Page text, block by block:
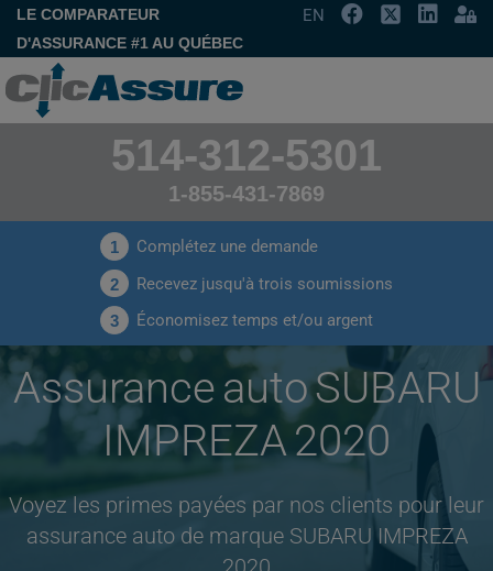
LE COMPARATEUR
D'ASSURANCE #1 AU QUÉBEC
EN
514-312-5301
1-855-431-7869
1 Complétez une demande
2 Recevez jusqu'à trois soumissions
3 Économisez temps et/ou argent
Assurance auto SUBARU
IMPREZA 2020
Voyez les primes payées par nos clients pour leur
assurance auto de marque SUBARU IMPREZA